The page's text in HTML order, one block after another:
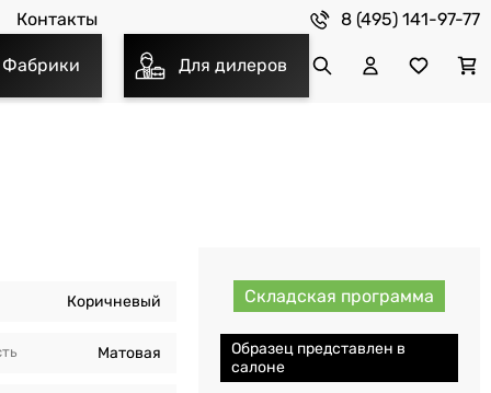
Контакты 8 (495) 141-97-77
Фабрики Для дилеров
Коричневый
Матовая
Складская программа
Образец представлен в
салоне